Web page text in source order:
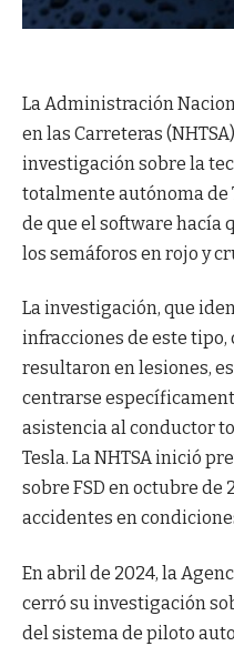
La Administración
en las Carreteras
investigación sobre la
totalmente autónoma de
de que el software hacía
los semáforos en rojo y
La investigación, que
infracciones de este tipo,
resultaron en lesiones,
centrarse
asistencia al conductor
Tesla. La NHTSA inició
sobre FSD en octubre de
accidentes en
En abril de 2024, la
cerró su investigación
del sistema de piloto